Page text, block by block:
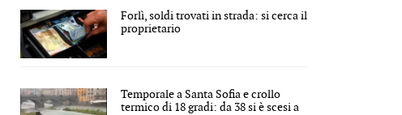
Forlì, soldi trovati in strada: si cerca il
proprietario
Temporale a Santa Sofia e crollo
termico di 18 gradi: da 38 si è scesi a